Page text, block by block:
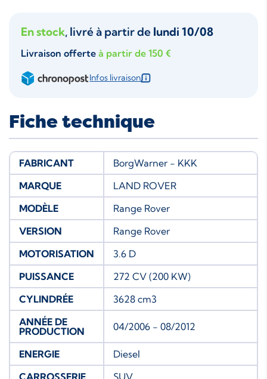
En stock, livré à partir de lundi 10/08
Livraison offerte à partir de 150 €
Infos livraison
Fiche technique
FABRICANT
BorgWarner - KKK
MARQUE
LAND ROVER
MODÈLE
Range Rover
VERSION
Range Rover
MOTORISATION
3.6 D
PUISSANCE
272 CV (200 KW)
CYLINDRÉE
3628 cm3
ANNÉE DE
PRODUCTION
04/2006 - 08/2012
ENERGIE
Diesel
CARROSSERIE
SUV